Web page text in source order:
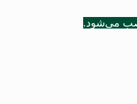
می‌شود.